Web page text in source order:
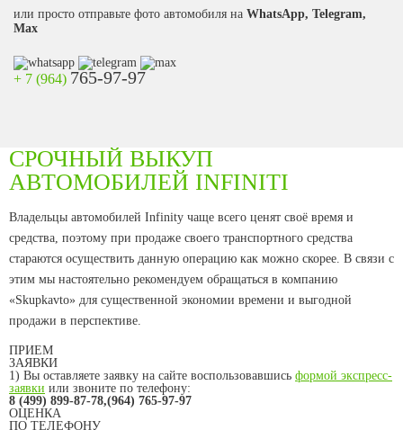
или просто отправьте фото автомобиля на WhatsApp, Telegram,
Max
+ 7 (964) 765-97-97
СРОЧНЫЙ ВЫКУП
АВТОМОБИЛЕЙ INFINITI
Владельцы автомобилей Infinity чаще всего ценят своё время и
средства, поэтому при продаже своего транспортного средства
стараются осуществить данную операцию как можно скорее. В связи с
этим мы настоятельно рекомендуем обращаться в компанию
«Skupkavto» для существенной экономии времени и выгодной
продажи в перспективе.
ПРИЕМ
ЗАЯВКИ
1) Вы оставляете заявку на сайте воспользовавшись формой экспресс-
заявки или звоните по телефону:
8 (499) 899-87-78,(964) 765-97-97
ОЦЕНКА
ПО ТЕЛЕФОНУ